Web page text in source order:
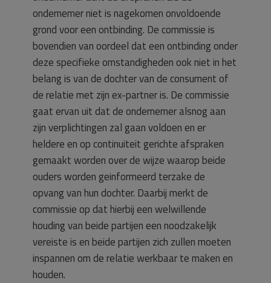
ondernemer niet is nagekomen onvoldoende
grond voor een ontbinding. De commissie is
bovendien van oordeel dat een ontbinding onder
deze specifieke omstandigheden ook niet in het
belang is van de dochter van de consument of
de relatie met zijn ex-partner is. De commissie
gaat ervan uit dat de ondernemer alsnog aan
zijn verplichtingen zal gaan voldoen en er
heldere en op continuiteit gerichte afspraken
gemaakt worden over de wijze waarop beide
ouders worden geinformeerd terzake de
opvang van hun dochter. Daarbij merkt de
commissie op dat hierbij een welwillende
houding van beide partijen een noodzakelijk
vereiste is en beide partijen zich zullen moeten
inspannen om de relatie werkbaar te maken en
houden.